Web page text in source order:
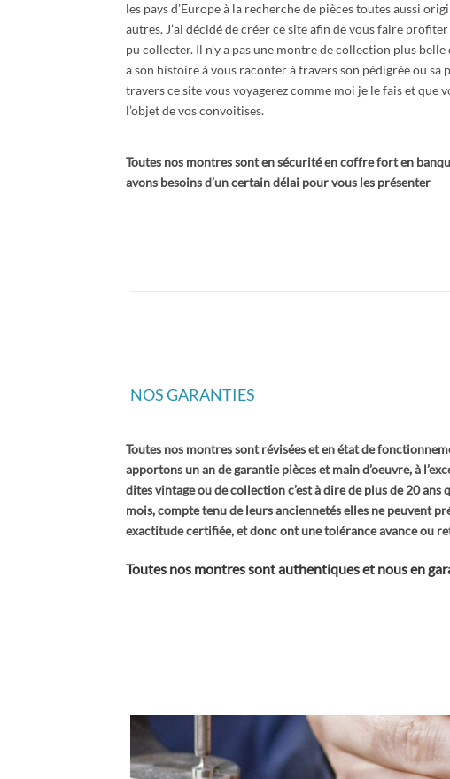
les pays d’Europe à la recherche de pièces toutes aussi
autres. J’ai décidé de créer ce site afin de vous faire
pu collecter. Il n’y a pas une montre de collection plus belle
a son histoire à vous raconter à travers son pédigrée ou sa
travers ce site vous voyagerez comme moi je le fais et que
l’objet de vos convoitises.
Toutes nos montres sont en sécurité en coffre fort en
avons besoins d’un certain délai pour vous les présenter
NOS GARANTIES
Toutes nos montres sont révisées et en état de
apportons un an de garantie pièces et main d’oeuvre, à
dites vintage ou de collection c’est à dire de plus de 20 ans
mois, compte tenu de leurs anciennetés elles ne peuvent
exactitude certifiée, et donc ont une tolérance avance ou
Toutes nos montres sont authentiques et nous en